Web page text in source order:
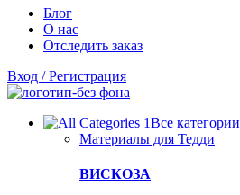
Блог
О нас
Отследить заказ
Вход / Регистрация
Все категории
Материалы для Тедди
ВИСКОЗА